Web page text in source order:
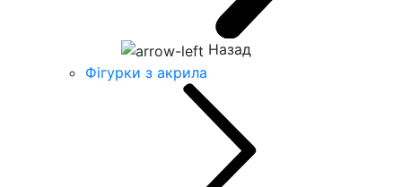
Назад
Фігурки з акрила